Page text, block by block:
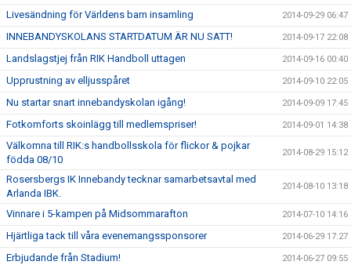
Livesändning för Världens barn insamling 2014-09-29 06:47
INNEBANDYSKOLANS STARTDATUM ÄR NU SATT! 2014-09-17 22:08
Landslagstjej från RIK Handboll uttagen 2014-09-16 00:40
Upprustning av elljusspåret 2014-09-10 22:05
Nu startar snart innebandyskolan igång! 2014-09-09 17:45
Fotkomforts skoinlägg till medlemspriser! 2014-09-01 14:38
Välkomna till RIK:s handbollsskola för flickor & pojkar
födda 08/10
2014-08-29 15:12
Rosersbergs IK Innebandy tecknar samarbetsavtal med
Arlanda IBK.
2014-08-10 13:18
Vinnare i 5-kampen på Midsommarafton 2014-07-10 14:16
Hjärtliga tack till våra evenemangssponsorer 2014-06-29 17:27
Erbjudande från Stadium! 2014-06-27 09:55